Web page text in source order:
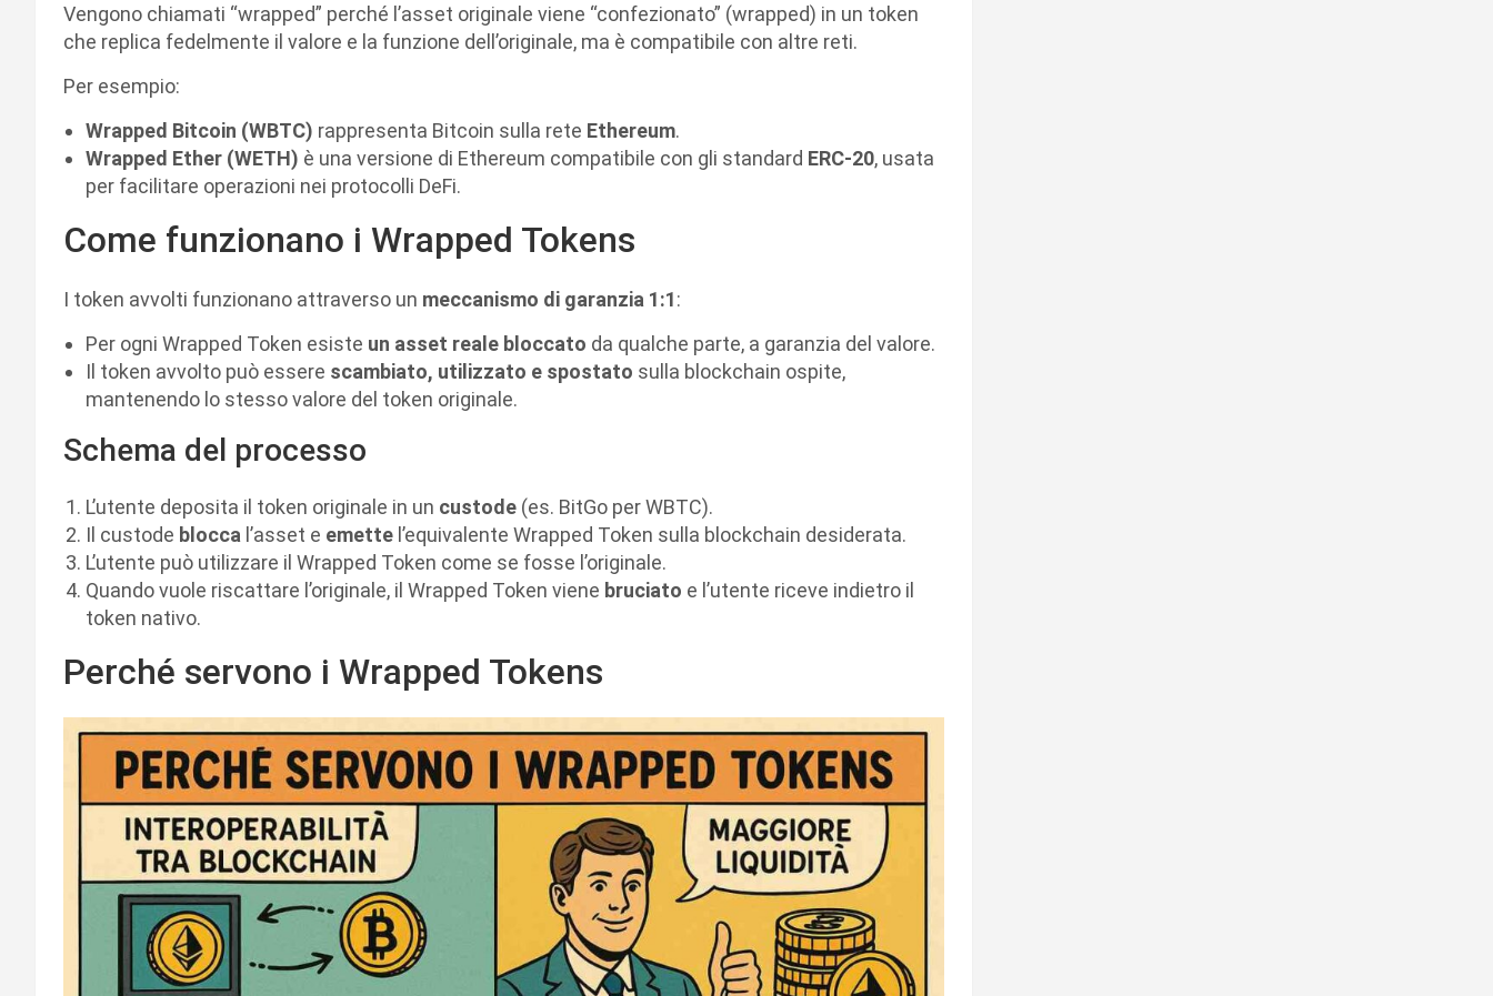
Vengono chiamati “wrapped” perché l’asset originale viene “confezionato” (wrapped) in un token
che replica fedelmente il valore e la funzione dell’originale, ma è compatibile con altre reti.
Per esempio:
Wrapped Bitcoin (WBTC) rappresenta Bitcoin sulla rete Ethereum.
Wrapped Ether (WETH) è una versione di Ethereum compatibile con gli standard ERC-20, usata
per facilitare operazioni nei protocolli DeFi.
Come funzionano i Wrapped Tokens
I token avvolti funzionano attraverso un meccanismo di garanzia 1:1:
Per ogni Wrapped Token esiste un asset reale bloccato da qualche parte, a garanzia del valore.
Il token avvolto può essere scambiato, utilizzato e spostato sulla blockchain ospite,
mantenendo lo stesso valore del token originale.
Schema del processo
L’utente deposita il token originale in un custode (es. BitGo per WBTC).
Il custode blocca l’asset e emette l’equivalente Wrapped Token sulla blockchain desiderata.
L’utente può utilizzare il Wrapped Token come se fosse l’originale.
Quando vuole riscattare l’originale, il Wrapped Token viene bruciato e l’utente riceve indietro il
token nativo.
Perché servono i Wrapped Tokens